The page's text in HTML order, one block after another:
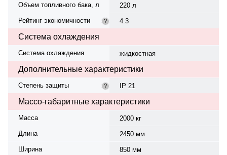
Объем топливного бака, л
220 л
Рейтинг экономичности
? 4.3
Система охлаждения
Система охлаждения жидкостная
Дополнительные характеристики
Степень защиты ? IP 21
Массо-габаритные характеристики
Масса
2000 кг
Длина
2450 мм
Ширина
850 мм